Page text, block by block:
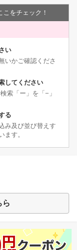
をチェック！
い
いかご確認くださ
してください
「ー」を「−」
る
み及び並び替えす
ます。
ら